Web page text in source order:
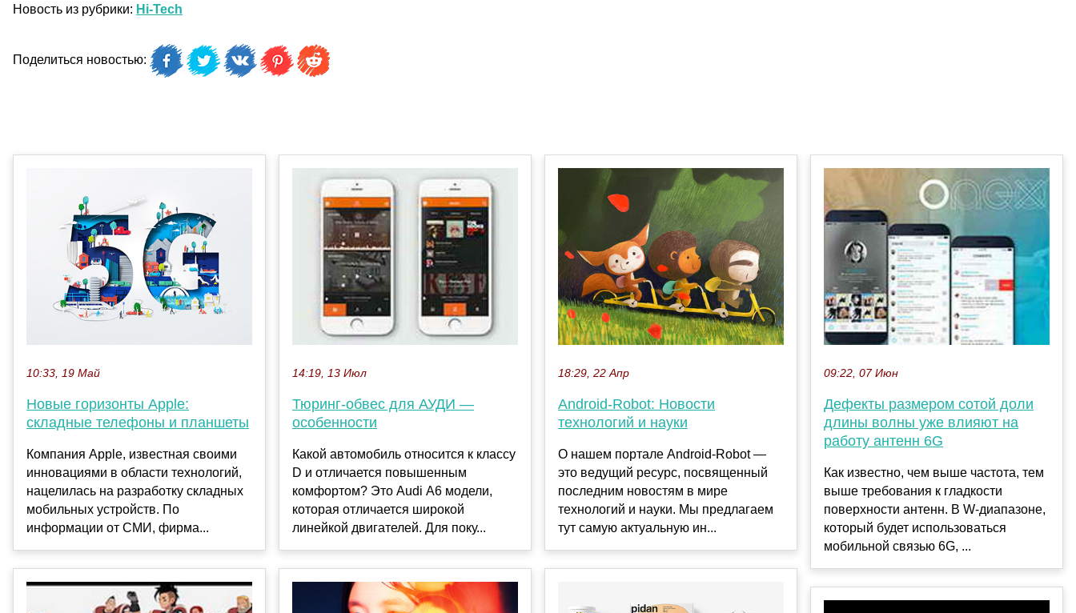
Новость из рубрики: Hi-Tech
Поделиться новостью:
10:33, 19 Май
Новые горизонты Apple:
складные телефоны и планшеты
Компания Apple, известная своими
инновациями в области технологий,
нацелилась на разработку складных
мобильных устройств. По
информации от СМИ, фирма...
14:19, 13 Июл
Тюринг-обвес для АУДИ —
особенности
Какой автомобиль относится к классу
D и отличается повышенным
комфортом? Это Audi А6 модели,
которая отличается широкой
линейкой двигателей. Для поку...
18:29, 22 Апр
Android-Robot: Новости
технологий и науки
О нашем портале Android-Robot —
это ведущий ресурс, посвященный
последним новостям в мире
технологий и науки. Мы предлагаем
тут самую актуальную ин...
09:22, 07 Июн
Дефекты размером сотой доли
длины волны уже влияют на
работу антенн 6G
Как известно, чем выше частота, тем
выше требования к гладкости
поверхности антенн. В W-диапазоне,
который будет использоваться
мобильной связью 6G, ...